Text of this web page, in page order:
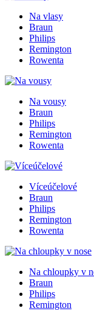
Na vlasy
Braun
Philips
Remington
Rowenta
Na vousy
Braun
Philips
Remington
Rowenta
Víceúčelové
Braun
Philips
Remington
Rowenta
Na chloupky v
Braun
Philips
Remington